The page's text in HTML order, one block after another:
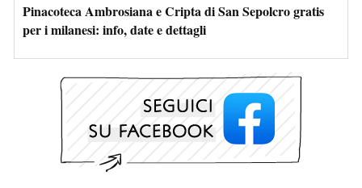
Pinacoteca Ambrosiana e Cripta di San Sepolcro gratis
per i milanesi: info, date e dettagli